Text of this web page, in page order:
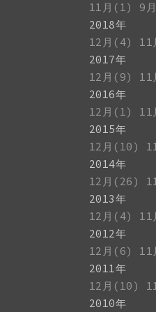
11月(1)
9
2018年
12月(4)
11
2017年
12月(9)
11
2016年
12月(1)
11
2015年
12月(10)
2014年
12月(26)
2013年
12月(4)
11
2012年
12月(6)
11
2011年
12月(10)
2010年